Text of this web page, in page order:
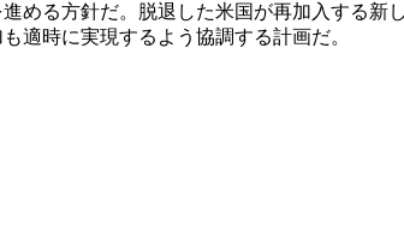
める方針だ。脱退した米国が再加入する新
適時に実現するよう協調する計画だ。